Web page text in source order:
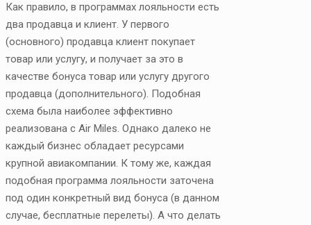
Как правило, в программах лояльности есть
два продавца и клиент. У первого
(основного) продавца клиент покупает
товар или услугу, и получает за это в
качестве бонуса товар или услугу другого
продавца (дополнительного). Подобная
схема была наиболее эффективно
реализована с Air Miles. Однако далеко не
каждый бизнес обладает ресурсами
крупной авиакомпании. К тому же, каждая
подобная программа лояльности заточена
под один конкретный вид бонуса (в данном
случае, бесплатные перелеты). А что делать